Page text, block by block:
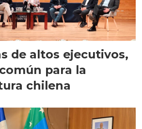
de altos ejecutivos,
para la
chilena